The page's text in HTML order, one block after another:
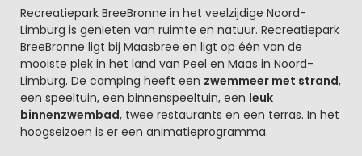
Beschrijving
Recreatiepark BreeBronne in het veelzijdige Noord-
Limburg is genieten van ruimte en natuur. Recreatiepark
BreeBronne ligt bij Maasbree en ligt op één van de
mooiste plek in het land van Peel en Maas in Noord-
Limburg. De camping heeft een zwemmeer met strand,
een speeltuin, een binnenspeeltuin, een leuk
binnenzwembad, twee restaurants en een terras. In het
hoogseizoen is er een animatieprogramma.